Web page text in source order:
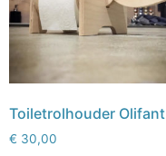
Toiletrolhouder Olifant
€ 30,00